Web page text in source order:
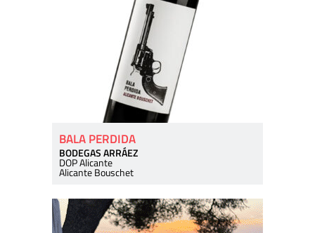
BALA PERDIDA
BODEGAS ARRÁEZ
DOP Alicante
Alicante Bouschet